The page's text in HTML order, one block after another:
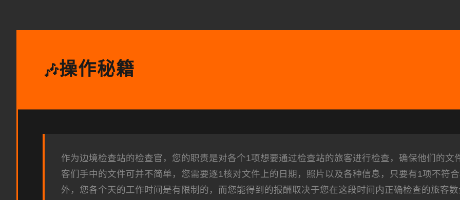
🎶操作秘籍
作为边境检查站的检查官，您的职责是对各个1项想要通过检查站的旅客进行检查，确保他们的
客们手中的文件可并不简单，您需要逐1核对文件上的日期，照片以及各种信息，只要有1项不符
外，您各个天的工作时间是有限制的，而您能得到的报酬取决于您在这段时间内正确检查的旅客